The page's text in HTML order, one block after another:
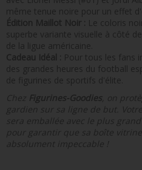
même tenue noire pour un effet
Édition Maillot Noir : Le coloris
superbe variante visuelle à côté
de la ligue américaine.
Cadeau Idéal : Pour tous les fans
des grandes heures du football
de figurines de sportifs d'élite.
Chez Figurines-Goodies , on
gardien sur sa ligne de but.
sera emballée avec le plus
pour garantir que sa boîte
absolument impeccable !